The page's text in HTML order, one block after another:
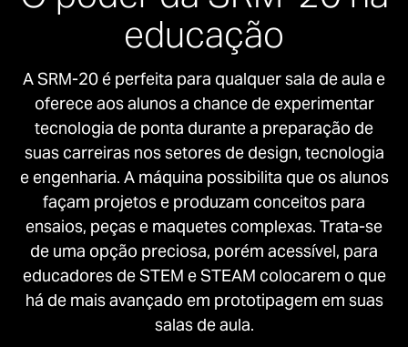
educação
A SRM-20 é perfeita para qualquer sala de aula e
oferece aos alunos a chance de experimentar
tecnologia de ponta durante a preparação de
suas carreiras nos setores de design, tecnologia
e engenharia. A máquina possibilita que os alunos
façam projetos e produzam conceitos para
ensaios, peças e maquetes complexas. Trata-se
de uma opção preciosa, porém acessível, para
educadores de STEM e STEAM colocarem o que
há de mais avançado em prototipagem em suas
salas de aula.